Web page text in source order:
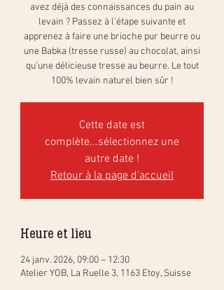
avez déjà des connaissances du pain au
levain ? Passez à l’étape suivante et
apprenez à faire une brioche pur beurre ou
une Babka (tresse russe) au chocolat, ainsi
qu’une délicieuse tresse au beurre. Le tout
100% levain naturel bien sûr !
Cette date est
complète...sélectionnez une
autre date !
Retour à la page d'accueil
Heure et lieu
24 janv. 2026, 09:00 – 12:30
Atelier YOB, La Ruelle 3, 1163 Etoy, Suisse